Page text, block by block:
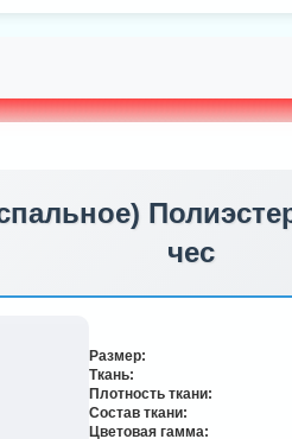
чес
Размер:
Ткань:
Плотность ткани:
Состав ткани:
Цветовая гамма: